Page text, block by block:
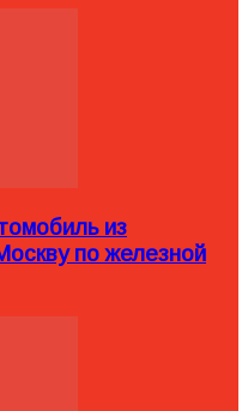
из
по железной